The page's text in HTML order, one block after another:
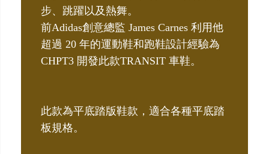
步、跳躍以及熱舞。
前Adidas創意總監 James Carnes 利用他
超過 20 年的運動鞋和跑鞋設計經驗為
CHPT3 開發此款TRANSIT 車鞋。
此款為平底踏版鞋款，適合各種平底踏
板規格。